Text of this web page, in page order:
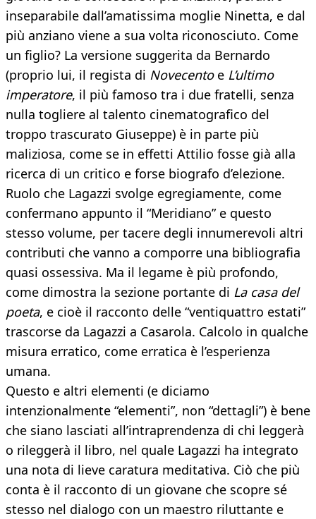
inseparabile dall’amatissima moglie Ninetta, e dal
più anziano viene a sua volta riconosciuto. Come
un figlio? La versione suggerita da Bernardo
(proprio lui, il regista di Novecentoe L’ultimo
imperatore, il più famoso tra i due fratelli, senza
nulla togliere al talento cinematografico del
troppo trascurato Giuseppe) è in parte più
maliziosa, come se in effetti Attilio fosse già alla
ricerca di un critico e forse biografo d’elezione.
Ruolo che Lagazzi svolge egregiamente, come
confermano appunto il “Meridiano” e questo
stesso volume, per tacere degli innumerevoli altri
contributi che vanno a comporre una bibliografia
quasi ossessiva. Ma il legame è più profondo,
come dimostra la sezione portante di La casa del
poeta, e cioè il racconto delle “ventiquattro estati”
trascorse da Lagazzi a Casarola. Calcolo in qualche
misura erratico, come erratica è l’esperienza
umana.
Questo e altri elementi (e diciamo
intenzionalmente “elementi”, non “dettagli”) è bene
che siano lasciati all’intraprendenza di chi leggerà
o rileggerà il libro, nel quale Lagazzi ha integrato
una nota di lieve caratura meditativa. Ciò che più
conta è il racconto di un giovane che scopre sé
stesso nel dialogo con un maestro riluttante e